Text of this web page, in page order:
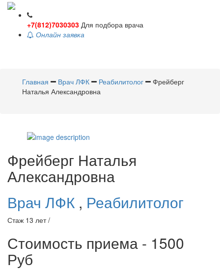
+7(812)7030303 Для подбора врача
Онлайн заявка
Главная
Врач ЛФК Реабилитолог
Фрейберг
Наталья Александровна
Фрейберг Наталья
Александровна
Врач ЛФК , Реабилитолог
Стаж 13 лет /
Стоимость приема - 1500
Руб